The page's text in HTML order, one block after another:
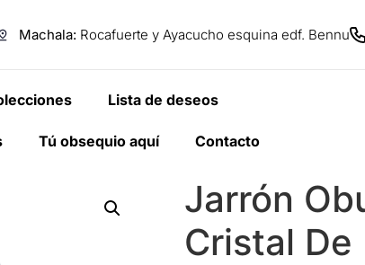
Machala: Rocafuerte y Ayacucho esquina edf. Bennu
Lista de deseos
Tú obsequio aquí Contacto
Jarrón
Cristal De